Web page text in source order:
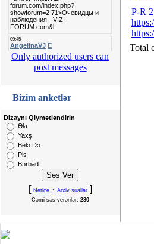
Only authorized users can
post messages
Bizim anketlər
Dizaynı Qiymətləndirin
Əla
Yaxşı
Belə Də
Pis
Bərbad
[ Nəticə· Arxiv suallar]
Cəmi səs verənlər: 280
P-R 2
Total